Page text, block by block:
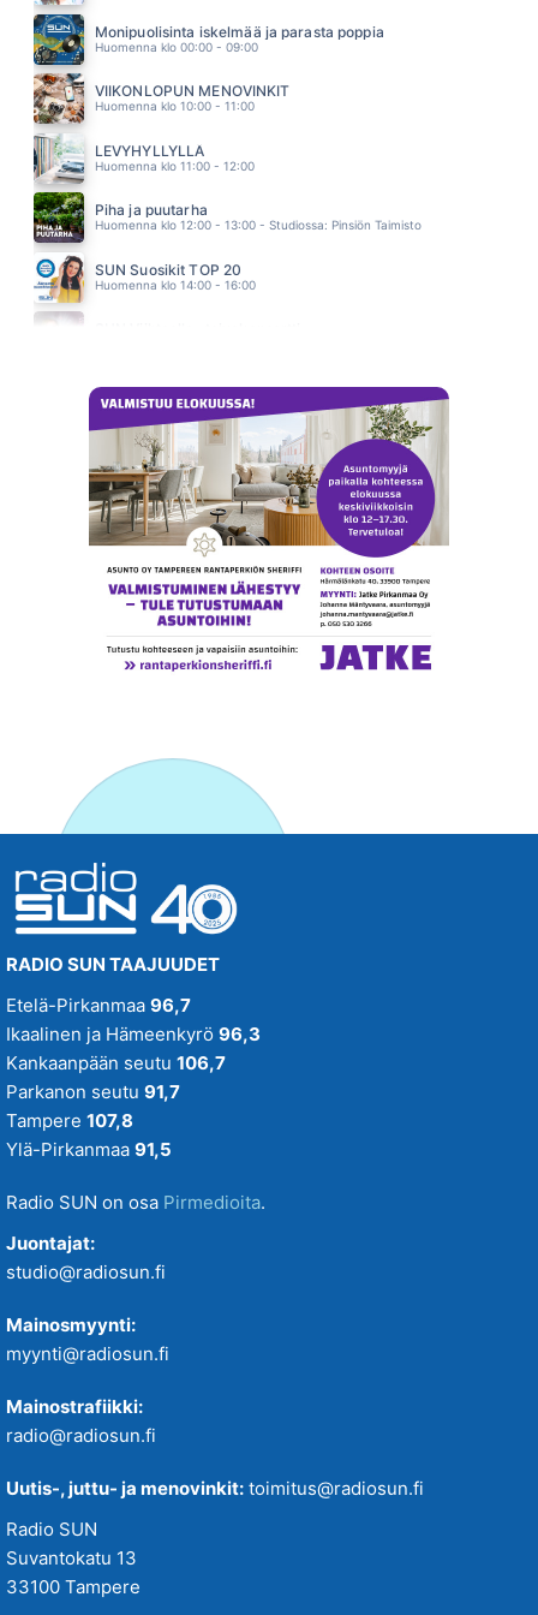
S.I.G
04.09
Monipuolisinta iskelmää ja parasta poppia
Huomenna klo 00:00 - 09:00
VIIKONLOPUN MENOVINKIT
Huomenna klo 10:00 - 11:00
LEVYHYLLYLLÄ
Huomenna klo 11:00 - 12:00
Piha ja puutarha
Huomenna klo 12:00 - 13:00 - Studiossa: Pinsiön Taimisto
SUN Suosikit TOP 20
Huomenna klo 14:00 - 16:00
RADIO SUN TAAJUUDET
Etelä-Pirkanmaa 96,7
Ikaalinen ja Hämeenkyrö 96,3
Kankaanpään seutu 106,7
Parkanon seutu 91,7
Tampere 107,8
Ylä-Pirkanmaa 91,5
Radio SUN on osa Pirmedioita.
Juontajat:
studio@radiosun.fi
Mainosmyynti:
myynti@radiosun.fi
Mainostrafiikki:
radio@radiosun.fi
Uutis-, juttu- ja menovinkit: toimitus@radiosun.fi
Radio SUN
Suvantokatu 13
33100 Tampere